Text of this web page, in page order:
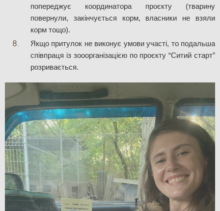
попереджує координатора проєкту (тварину
повернули, закінчується корм, власники не взяли
корм тощо).
Якщо притулок не виконує умови участі, то подальша
співпраця із зооорганізацією по проєкту “Ситий старт”
розривається.